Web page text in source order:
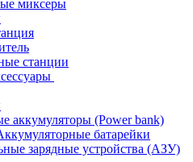
миксеры
станции
аккумуляторы (Power bank)
батарейки
зарядные устройства (АЗУ)